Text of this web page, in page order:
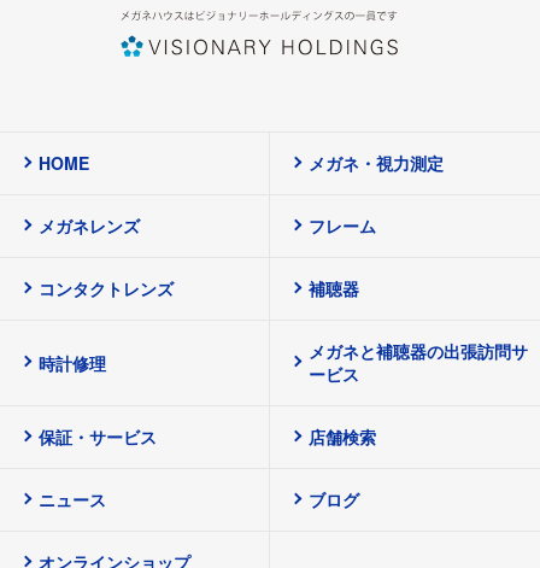
HOME メガネ・視力測定
メガネレンズ フレーム
コンタクトレンズ 補聴器
時計修理
メガネと補聴器の出張訪問サ
ービス
保証・サービス 店舗検索
ニュース ブログ
オンラインショップ